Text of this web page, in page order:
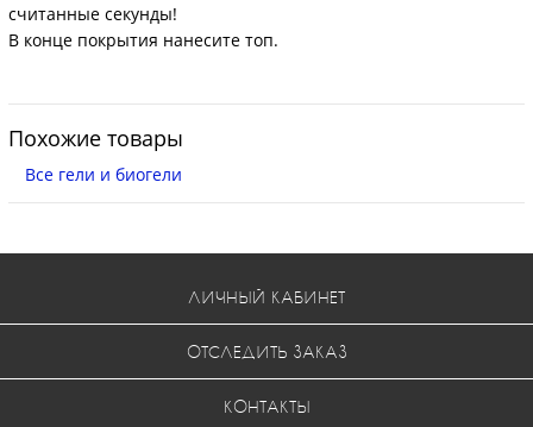
считанные секунды!
В конце покрытия нанесите топ.
Похожие товары
Все гели и биогели
ЛИЧНЫЙ КАБИНЕТ
ОТСЛЕДИТЬ ЗАКАЗ
КОНТАКТЫ